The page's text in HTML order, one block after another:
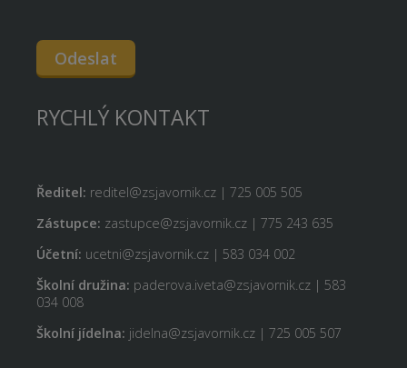
Odeslat
RYCHLÝ KONTAKT
Ředitel: reditel@zsjavornik.cz | 725 005 505
Zástupce: zastupce@zsjavornik.cz | 775 243 635
Účetní: ucetni@zsjavornik.cz | 583 034 002
Školní družina: paderova.iveta@zsjavornik.cz | 583
034 008
Školní jídelna: jidelna@zsjavornik.cz | 725 005 507